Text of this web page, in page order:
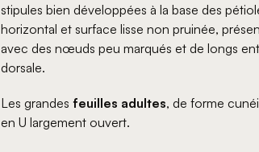
stipules bien développées à la base des
horizontal et surface lisse non pruinée,
avec des nœuds peu marqués et de longs
dorsale.
Les grandes feuilles adultes, de forme
en U largement ouvert.